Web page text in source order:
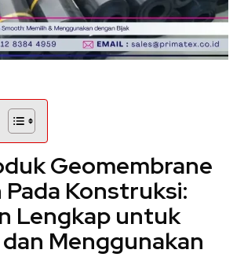
Geomembrane
Konstruksi:
Lengkap untuk
Menggunakan